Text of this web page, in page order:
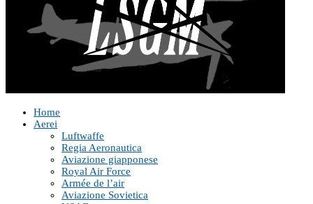
Home
Aerei
Luftwaffe
Regia Aeronautica
Aviazione giapponese
Royal Air Force
Armée de l’air
Aviazione Sovietica